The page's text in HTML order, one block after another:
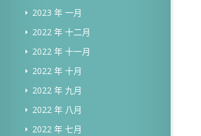
2023 年 一月
2022 年 十二月
2022 年 十一月
2022 年 十月
2022 年 九月
2022 年 八月
2022 年 七月